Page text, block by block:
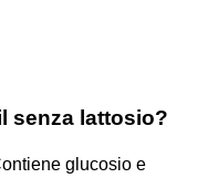
senza lattosio?
glucosio e